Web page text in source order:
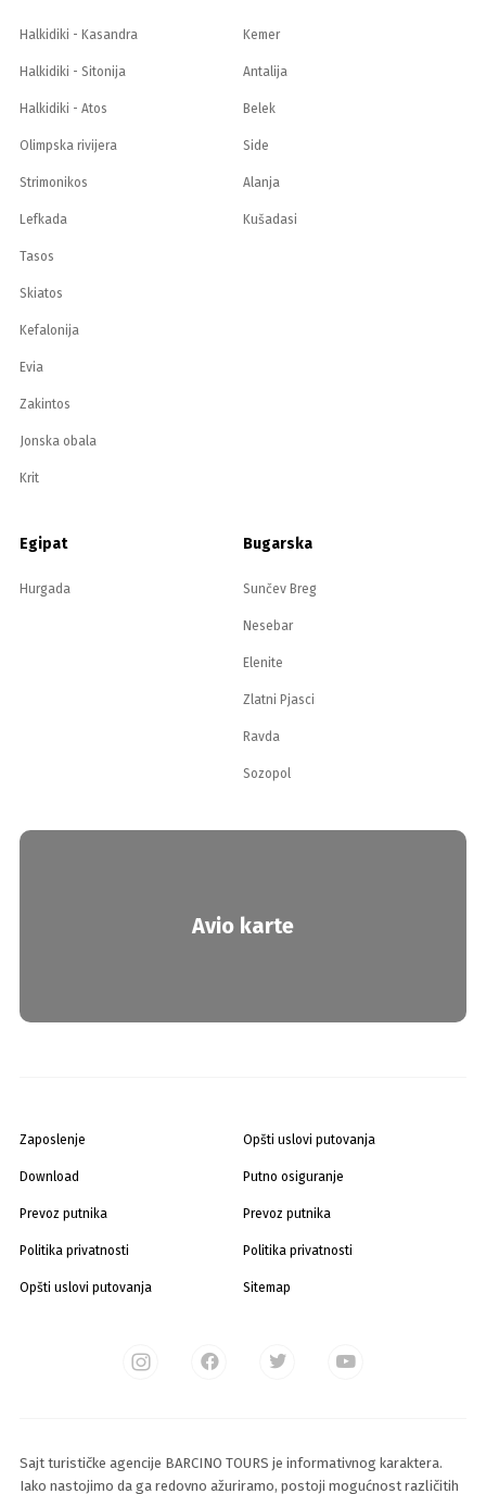
Halkidiki - Kasandra
Halkidiki - Sitonija
Halkidiki - Atos
Olimpska rivijera
Strimonikos
Lefkada
Tasos
Skiatos
Kefalonija
Evia
Zakintos
Jonska obala
Krit
Kemer
Antalija
Belek
Side
Alanja
Kušadasi
Egipat
Hurgada
Bugarska
Sunčev Breg
Nesebar
Elenite
Zlatni Pjasci
Ravda
Sozopol
Avio karte
Zaposlenje
Download
Prevoz putnika
Politika privatnosti
Opšti uslovi putovanja
Opšti uslovi putovanja
Putno osiguranje
Prevoz putnika
Politika privatnosti
Sitemap
Sajt turističke agencije BARCINO TOURS je informativnog karaktera.
Iako nastojimo da ga redovno ažuriramo, postoji mogućnost različitih